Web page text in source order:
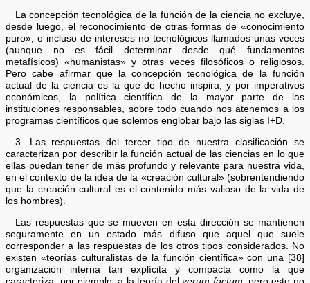
La concepción tecnológica de la función de la ciencia no excluye,
desde luego, el reconocimiento de otras formas de «conocimiento
puro», o incluso de intereses no tecnológicos llamados unas veces
(aunque no es fácil determinar desde qué fundamentos
metafísicos) «humanistas» y otras veces filosóficos o religiosos.
Pero cabe afirmar que la concepción tecnológica de la función
actual de la ciencia es la que de hecho inspira, y por imperativos
económicos, la política científica de la mayor parte de las
instituciones responsables, sobre todo cuando nos atenemos a los
programas científicos que solemos englobar bajo las siglas I+D.
3. Las respuestas del tercer tipo de nuestra clasificación se
caracterizan por describir la función actual de las ciencias en lo que
ellas puedan tener de más profundo y relevante para nuestra vida,
en el contexto de la idea de la «creación cultural» (sobrentendiendo
que la creación cultural es el contenido más valioso de la vida de
los hombres).
Las respuestas que se mueven en esta dirección se mantienen
seguramente en un estado más difuso que aquel que suele
corresponder a las respuestas de los otros tipos considerados. No
existen «teorías culturalistas de la función científica» con una [38]
organización interna tan explícita y compacta como la que